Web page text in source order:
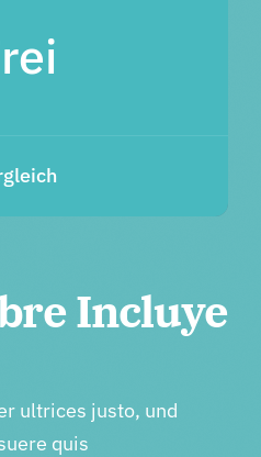
Incluye
ultrices justo, und
quis